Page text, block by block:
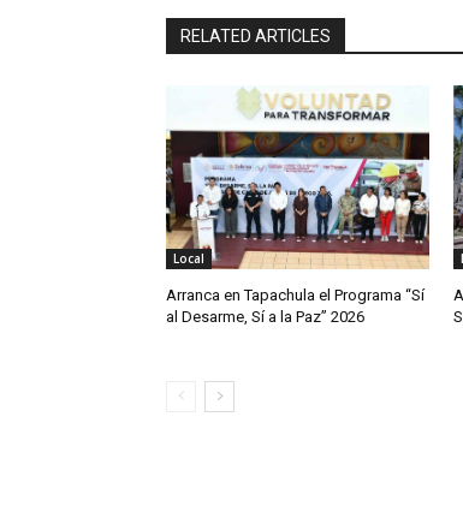
RELATED ARTICLES
Local
Arranca en Tapachula el Programa “Sí
al Desarme, Sí a la Paz” 2026